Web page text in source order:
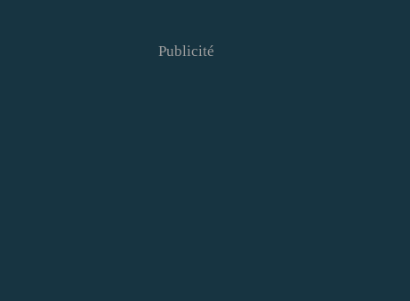
Publicité